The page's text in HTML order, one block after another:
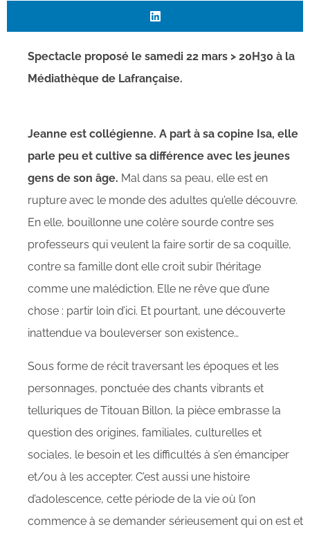
Spectacle proposé le samedi 22 mars > 20H30 à la
Médiathèque de Lafrançaise.
Jeanne est collégienne. A part à sa copine Isa, elle
parle peu et cultive sa différence avec les jeunes
gens de son âge. Mal dans sa peau, elle est en
rupture avec le monde des adultes qu’elle découvre.
En elle, bouillonne une colère sourde contre ses
professeurs qui veulent la faire sortir de sa coquille,
contre sa famille dont elle croit subir l’héritage
comme une malédiction. Elle ne rêve que d’une
chose : partir loin d’ici. Et pourtant, une découverte
inattendue va bouleverser son existence…
Sous forme de récit traversant les époques et les
personnages, ponctuée des chants vibrants et
telluriques de Titouan Billon, la pièce embrasse la
question des origines, familiales, culturelles et
sociales, le besoin et les difficultés à s’en émanciper
et/ou à les accepter. C’est aussi une histoire
d’adolescence, cette période de la vie où l’on
commence à se demander sérieusement qui on est et